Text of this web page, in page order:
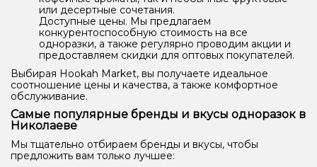
или десертные сочетания.
Доступные цены. Мы предлагаем
конкурентоспособную стоимость на все
одноразки, а также регулярно проводим акции и
предоставляем скидки для оптовых покупателей.
Выбирая Hookah Market, вы получаете идеальное
соотношение цены и качества, а также комфортное
обслуживание.
Самые популярные бренды и вкусы одноразок в
Николаеве
Мы тщательно отбираем бренды и вкусы, чтобы
предложить вам только лучшее: